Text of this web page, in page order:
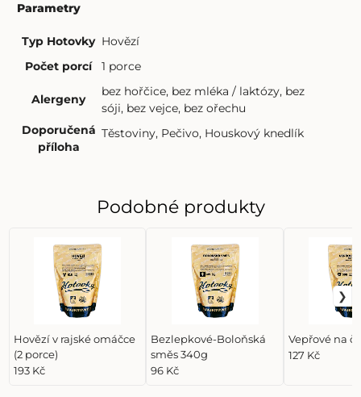
Parametry
Typ Hotovky Hovězí
Počet porcí
1 porce
Alergeny
bez hořčice, bez mléka / laktózy, bez
sóji, bez vejce, bez ořechu
Doporučená
příloha
Těstoviny, Pečivo, Houskový knedlík
Podobné produkty
Hovězí v rajské omáčce
(2 porce)
193 Kč
Bezlepkové-Boloňská
směs 340g
96 Kč
Vepřové na
127 Kč